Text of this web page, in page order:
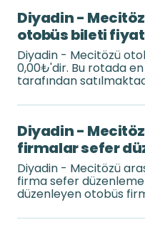
Diyadin -
otobüs bileti
Diyadin - Mecitözü
0,00₺'dir. Bu rotada
tarafından
Diyadin -
firmalar sefer
Diyadin - Mecitözü
firma sefer
düzenleyen otobüs